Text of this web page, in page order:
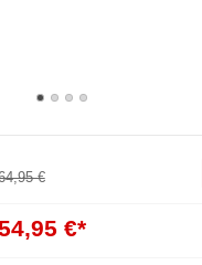
€
€*